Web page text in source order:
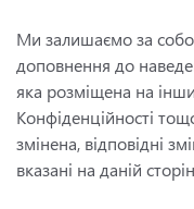
Ми залишаємо за
доповнення до
яка розміщена на
Конфіденційності
змінена, відповідні
вказані на даній